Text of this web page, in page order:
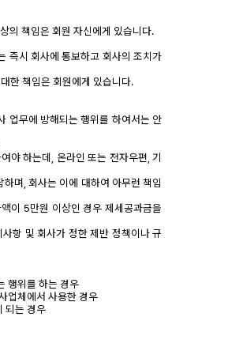
의 책임은 회원 자신에게 있습니다.
즉시 회사에 통보하고 회사의 조치가
한 책임은 회원에게 있습니다.
업무에 방해되는 행위를 하여서는 안
야 하는데, 온라인 또는 전자우편, 기
며, 회사는 이에 대하여 아무런 책임
이 5만원 이상인 경우 제세공과금을
항 및 회사가 정한 제반 정책이나 규
행위를 하는 경우
업체에서 사용한 경우
되는 경우